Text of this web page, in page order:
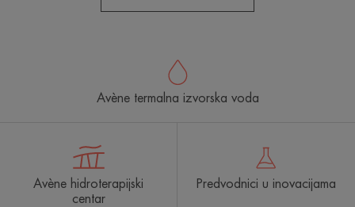
Avène termalna izvorska voda
Avène hidroterapijski
centar
Predvodnici u inovacijama